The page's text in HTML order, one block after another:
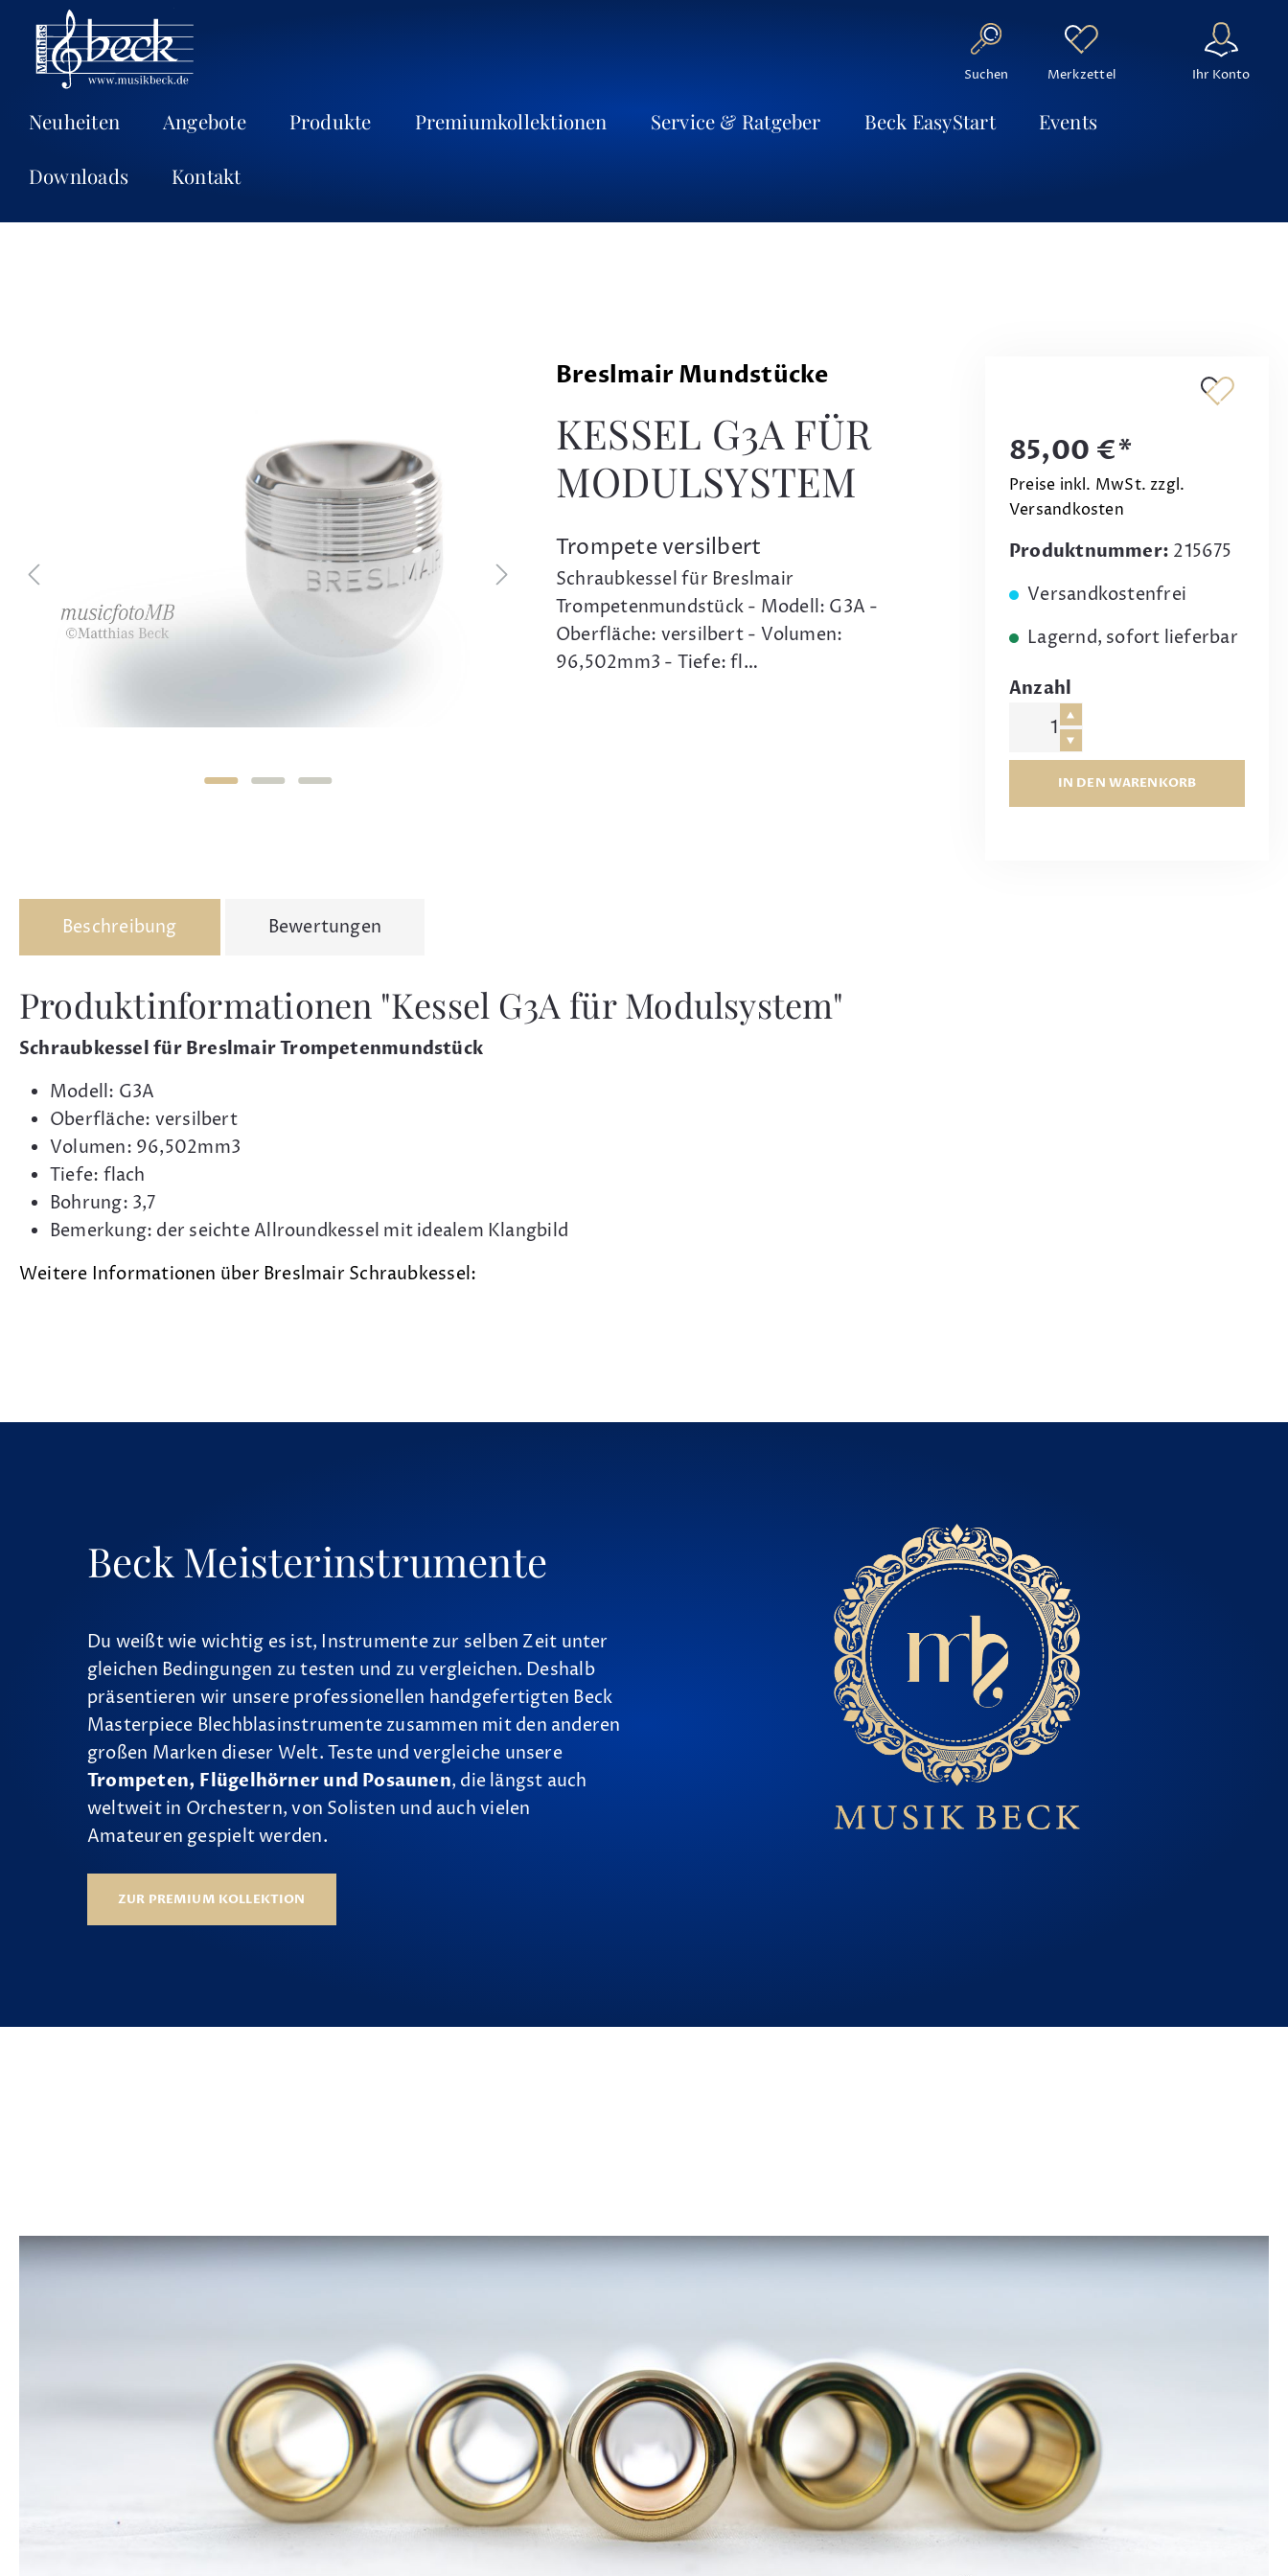
Neuheiten Angebote Produkte Premiumkollektionen Service & Ratgeber Beck EasyStart Events
Downloads Kontakt
Suchen Merkzettel Ihr Konto
Breslmair Mundstücke
KESSEL G3A FÜR
MODULSYSTEM
Trompete versilbert
Schraubkessel für Breslmair
Trompetenmundstück - Modell: G3A -
Oberfläche: versilbert - Volumen:
96,502mm3 - Tiefe: fl…
85,00 €*
Preise inkl. MwSt. zzgl.
Versandkosten
Produktnummer: 215675
Versandkostenfrei
Lagernd, sofort lieferbar
Anzahl
IN DEN WARENKORB
Beschreibung Bewertungen
Produktinformationen "Kessel G3A für Modulsystem"
Schraubkessel für Breslmair Trompetenmundstück
Modell: G3A
Oberfläche: versilbert
Volumen: 96,502mm3
Tiefe: flach
Bohrung: 3,7
Bemerkung: der seichte Allroundkessel mit idealem Klangbild
Weitere Informationen über Breslmair Schraubkessel:
Beck Meisterinstrumente
Du weißt wie wichtig es ist, Instrumente zur selben Zeit unter
gleichen Bedingungen zu testen und zu vergleichen. Deshalb
präsentieren wir unsere professionellen handgefertigten Beck
Masterpiece Blechblasinstrumente zusammen mit den anderen
großen Marken dieser Welt. Teste und vergleiche unsere
Trompeten, Flügelhörner und Posaunen, die längst auch
weltweit in Orchestern, von Solisten und auch vielen
Amateuren gespielt werden.
ZUR PREMIUM KOLLEKTION